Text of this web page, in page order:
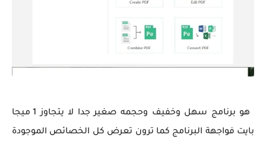
هو برنامج سهل وخفيف وحجمه صغير جدا لا يتجاوز 1 ميجا
بايت فواجهة البرنامج كما ترون تعرض كل الخصائص الموجودة